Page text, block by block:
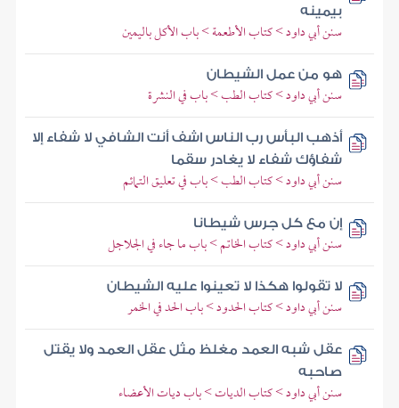
بيمينه
سنن أبي داود > كتاب الأطعمة > باب الأكل باليمين
هو من عمل الشيطان
سنن أبي داود > كتاب الطب > باب في النشرة
أذهب البأس رب الناس اشف أنت الشافي لا شفاء إلا
شفاؤك شفاء لا يغادر سقما
سنن أبي داود > كتاب الطب > باب في تعليق التمائم
إن مع كل جرس شيطانا
سنن أبي داود > كتاب الخاتم > باب ما جاء في الجلاجل
لا تقولوا هكذا لا تعينوا عليه الشيطان
سنن أبي داود > كتاب الحدود > باب الحد في الخمر
عقل شبه العمد مغلظ مثل عقل العمد ولا يقتل
صاحبه
سنن أبي داود > كتاب الديات > باب ديات الأعضاء